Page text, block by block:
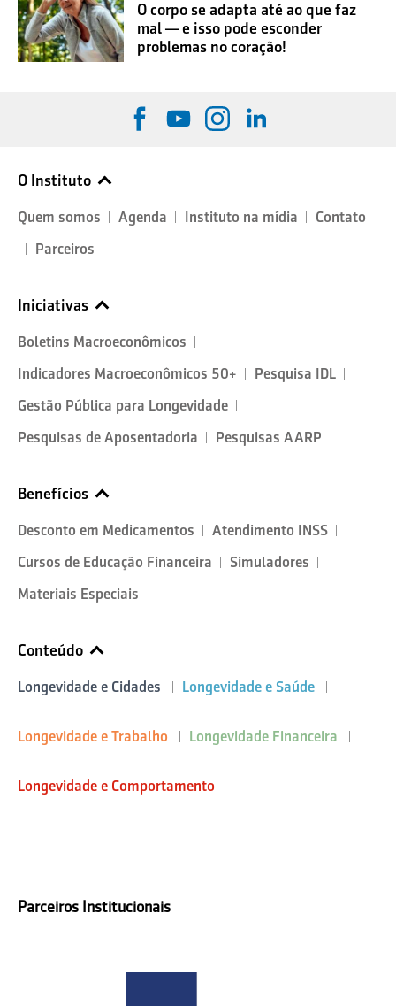
O corpo se adapta até ao que faz
mal — e isso pode esconder
problemas no coração!
O Instituto
Quem somos Agenda Instituto na mídia
Contato
Parceiros
Iniciativas
Boletins Macroeconômicos
Indicadores Macroeconômicos 50+
Pesquisa IDL
Gestão Pública para Longevidade
Pesquisas de Aposentadoria
Pesquisas AARP
Benefícios
Desconto em Medicamentos
Atendimento INSS
Cursos de Educação Financeira
Simuladores
Materiais Especiais
Conteúdo
Longevidade e Cidades Longevidade e Saúde
Longevidade e Trabalho Longevidade Financeira
Longevidade e Comportamento
Parceiros Institucionais